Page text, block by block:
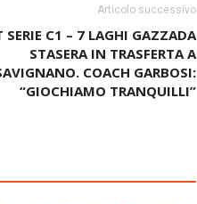
Articolo successivo
SERIE C1 – 7 LAGHI GAZZADA
STASERA IN TRASFERTA A
COACH GARBOSI:
“GIOCHIAMO TRANQUILLI”